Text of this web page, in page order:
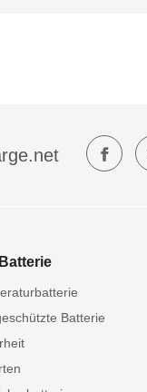
Batterie